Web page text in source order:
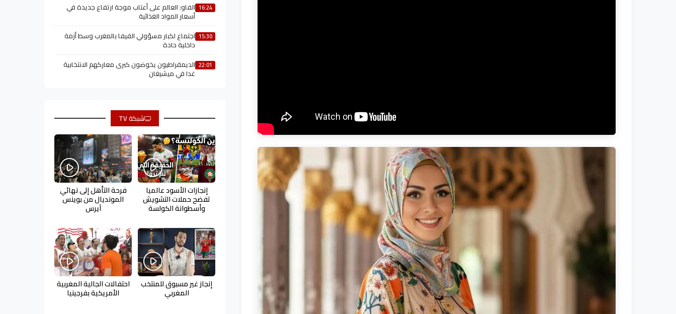
16:24 الفاو: العالم على أعتاب موجة ارتفاع جديدة في
أسعار المواد الغذائية
15:30 اجتماع لكبار مسؤولي الفيفا بالمغرب وسط أزمة
داخلية حادة
22:01 الديمقراطيون يخوضون كبرى معاركهم الانتخابية
غدا في ميشيغان
شبكة TV
إنجازات الأسود عالميا
تفضح حملات التشويش
وأسطوانة الكولسة
فرحة التأهل إلى نهائي
المونديال من بوينس
آيرس
إنجاز غير مسبوق للمنتخب
المغربي
احتفالات الجالية المغربية
الأمريكية بفرجينيا